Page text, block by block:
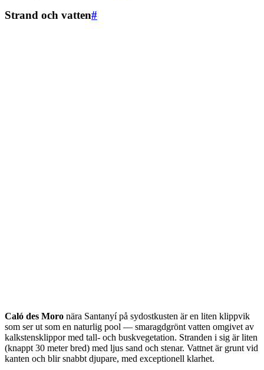
Strand och vatten#
Caló des Moro nära Santanyí på sydostkusten är en liten klippvik
som ser ut som en naturlig pool — smaragdgrönt vatten omgivet av
kalkstensklippor med tall- och buskvegetation. Stranden i sig är liten
(knappt 30 meter bred) med ljus sand och stenar. Vattnet är grunt vid
kanten och blir snabbt djupare, med exceptionell klarhet.